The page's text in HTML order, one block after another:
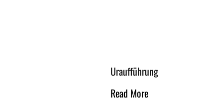
Uraufführung
Read More